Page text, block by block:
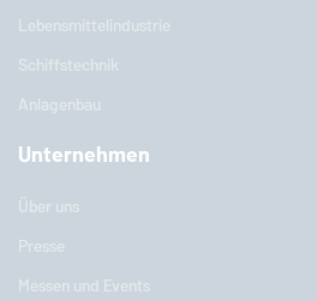
Lebensmittelindustrie
Schiffstechnik
Anlagenbau
Unternehmen
Über uns
Presse
Messen und Events